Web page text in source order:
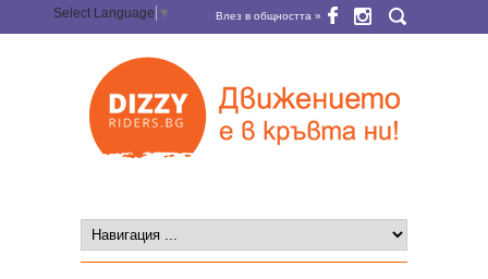
Select Language ▼ Влез в общността »